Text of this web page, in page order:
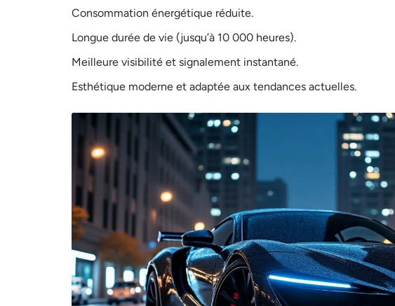
Consommation énergétique réduite.
Longue durée de vie (jusqu’à 10 000 heures).
Meilleure visibilité et signalement instantané.
Esthétique moderne et adaptée aux tendances actuelles.